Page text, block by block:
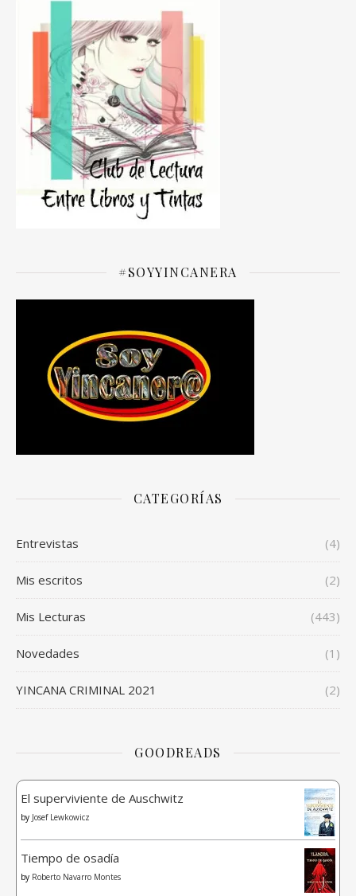
#SOYYINCANERA
CATEGORÍAS
Entrevistas (4)
Mis escritos (2)
Mis Lecturas (443)
Novedades (1)
YINCANA CRIMINAL 2021 (2)
GOODREADS
El superviviente de Auschwitz
by Josef Lewkowicz
Tiempo de osadía
by Roberto Navarro Montes